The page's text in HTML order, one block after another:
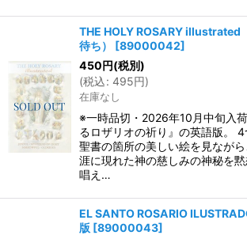
THE HOLY ROSARY
待ち）
[89000042]
450円(税別)
(税込: 495円)
在庫なし
※一時品切・2026年10月中旬入
るロザリオの祈り』の英語版。
聖書の箇所の美しい絵を見なが
涯に現れた神の慈しみの神秘を
唱え…
EL SANTO ROSARIO
版 [89000043]